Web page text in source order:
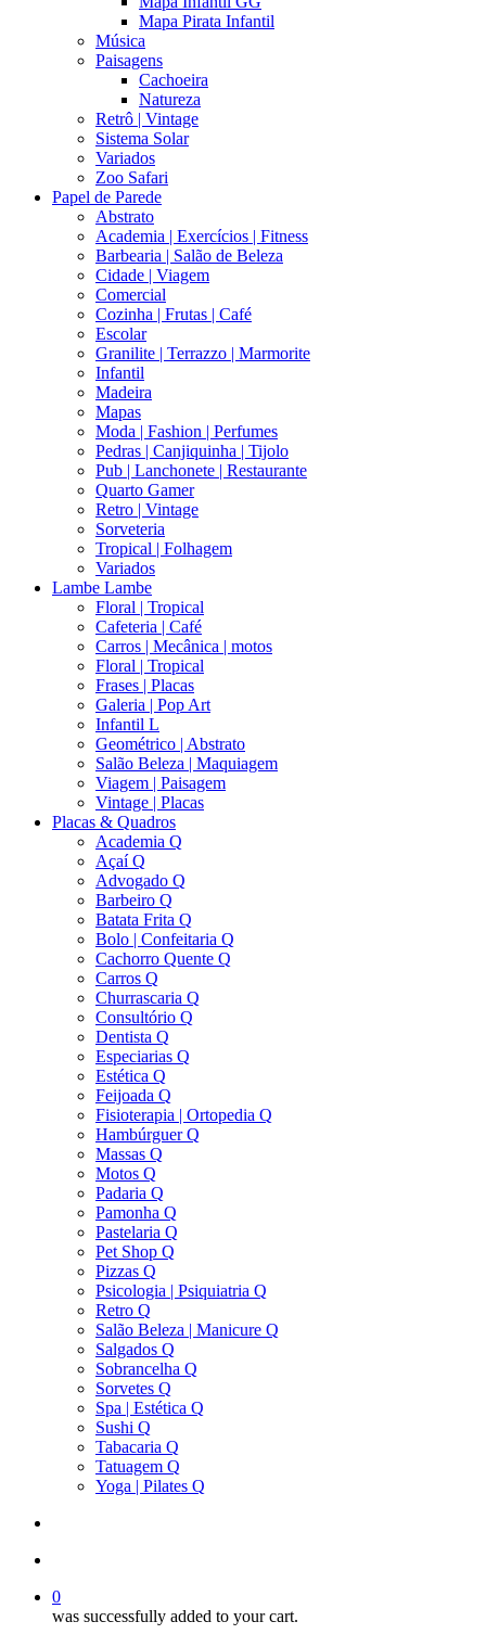
Mapa Pirata Infantil
Música
Paisagens
Cachoeira
Natureza
Retrô | Vintage
Sistema Solar
Variados
Zoo Safari
Papel de Parede
Abstrato
Academia | Exercícios | Fitness
Barbearia | Salão de Beleza
Cidade | Viagem
Comercial
Cozinha | Frutas | Café
Escolar
Granilite | Terrazzo | Marmorite
Infantil
Madeira
Mapas
Moda | Fashion | Perfumes
Pedras | Canjiquinha | Tijolo
Pub | Lanchonete | Restaurante
Quarto Gamer
Retro | Vintage
Sorveteria
Tropical | Folhagem
Variados
Lambe Lambe
Floral | Tropical
Cafeteria | Café
Carros | Mecânica | motos
Floral | Tropical
Frases | Placas
Galeria | Pop Art
Infantil L
Geométrico | Abstrato
Salão Beleza | Maquiagem
Viagem | Paisagem
Vintage | Placas
Placas & Quadros
Academia Q
Açaí Q
Advogado Q
Barbeiro Q
Batata Frita Q
Bolo | Confeitaria Q
Cachorro Quente Q
Carros Q
Churrascaria Q
Consultório Q
Dentista Q
Especiarias Q
Estética Q
Feijoada Q
Fisioterapia | Ortopedia Q
Hambúrguer Q
Massas Q
Motos Q
Padaria Q
Pamonha Q
Pastelaria Q
Pet Shop Q
Pizzas Q
Psicologia | Psiquiatria Q
Retro Q
Salão Beleza | Manicure Q
Salgados Q
Sobrancelha Q
Sorvetes Q
Spa | Estética Q
Sushi Q
Tabacaria Q
Tatuagem Q
Yoga | Pilates Q
0
was successfully added to your cart.